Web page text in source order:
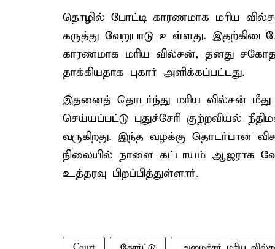
தொழில் போட்டி காரணமாக மரிய
கருத்து வேறுபாடு உள்ளது.
காரணமாக மரிய வில்சன், தனது
தாக்கியதாக புகார் அளிக்கப்பட்டது.
இதனைத் தொடர்ந்து மரிய வில்சன் மீது
செய்யப்பட்டு புதுச்சேரி குற்றவியல்
வருகிறது. இந்த வழக்கு தொடர்பான
நிலையில் நாளை கட்டாயம் ஆஜராக
உத்தரவு பிறப்பித்துள்ளார்.